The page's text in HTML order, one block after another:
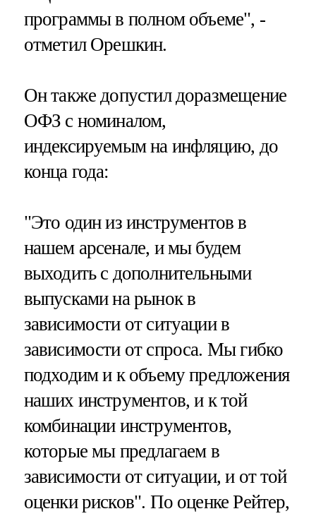
программы в полном объеме", -
отметил Орешкин.
Он также допустил доразмещение
ОФЗ с номиналом,
индексируемым на инфляцию, до
конца года:
"Это один из инструментов в
нашем арсенале, и мы будем
выходить с дополнительными
выпусками на рынок в
зависимости от ситуации в
зависимости от спроса. Мы гибко
подходим и к объему предложения
наших инструментов, и к той
комбинации инструментов,
которые мы предлагаем в
зависимости от ситуации, и от той
оценки рисков". По оценке Рейтер,